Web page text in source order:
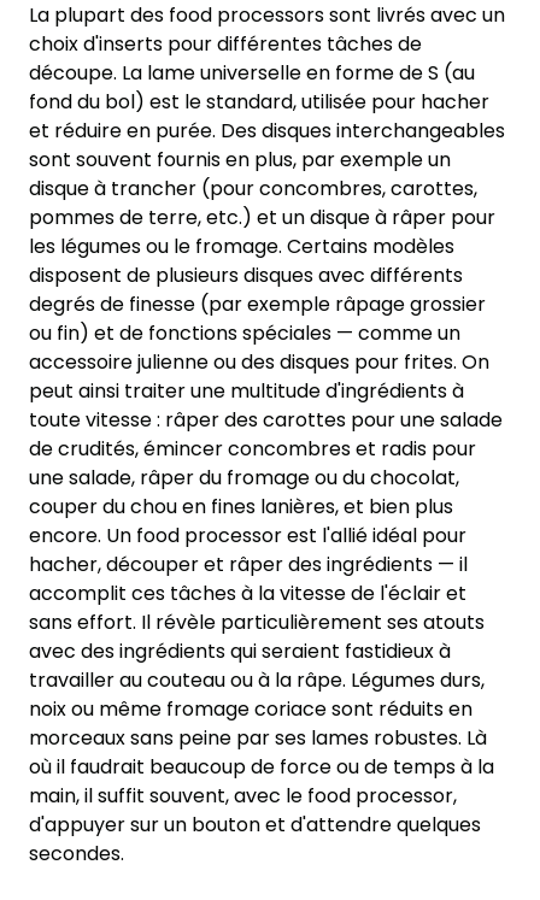
La plupart des food processors sont livrés avec un
choix d'inserts pour différentes tâches de
découpe. La lame universelle en forme de S (au
fond du bol) est le standard, utilisée pour hacher
et réduire en purée. Des disques interchangeables
sont souvent fournis en plus, par exemple un
disque à trancher (pour concombres, carottes,
pommes de terre, etc.) et un disque à râper pour
les légumes ou le fromage. Certains modèles
disposent de plusieurs disques avec différents
degrés de finesse (par exemple râpage grossier
ou fin) et de fonctions spéciales — comme un
accessoire julienne ou des disques pour frites. On
peut ainsi traiter une multitude d'ingrédients à
toute vitesse : râper des carottes pour une salade
de crudités, émincer concombres et radis pour
une salade, râper du fromage ou du chocolat,
couper du chou en fines lanières, et bien plus
encore. Un food processor est l'allié idéal pour
hacher, découper et râper des ingrédients — il
accomplit ces tâches à la vitesse de l'éclair et
sans effort. Il révèle particulièrement ses atouts
avec des ingrédients qui seraient fastidieux à
travailler au couteau ou à la râpe. Légumes durs,
noix ou même fromage coriace sont réduits en
morceaux sans peine par ses lames robustes. Là
où il faudrait beaucoup de force ou de temps à la
main, il suffit souvent, avec le food processor,
d'appuyer sur un bouton et d'attendre quelques
secondes.